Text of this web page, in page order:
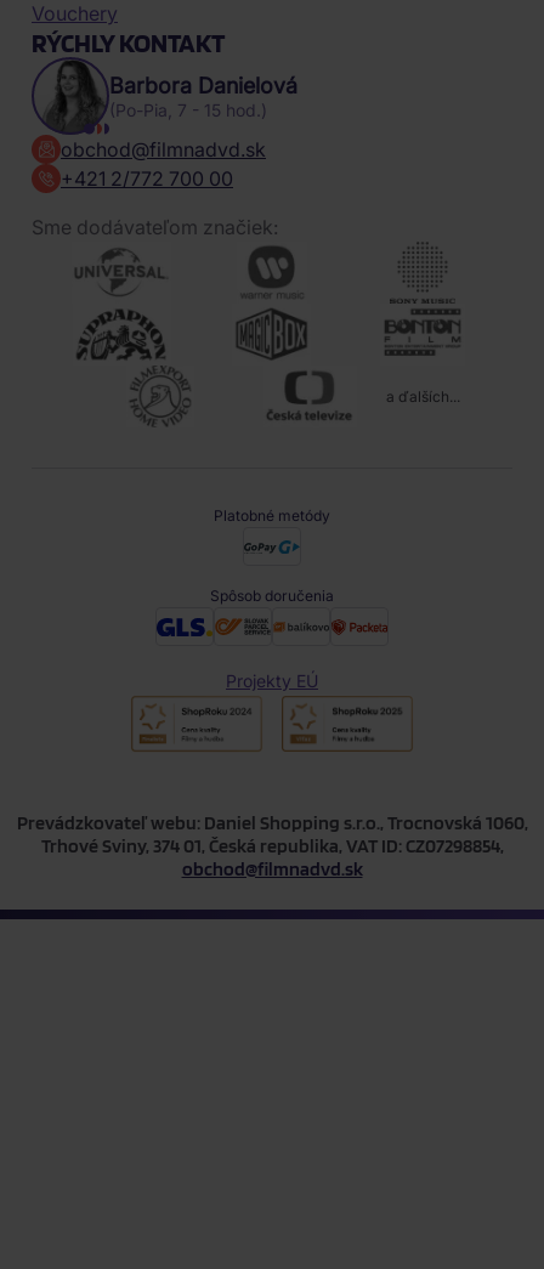
Vouchery
RÝCHLY KONTAKT
Barbora Danielová
(Po-Pia, 7 - 15 hod.)
obchod@filmnadvd.sk
+421 2/772 700 00
Sme dodávateľom značiek:
a ďalších...
Platobné metódy
Spôsob doručenia
Projekty EÚ
Prevádzkovateľ webu: Daniel Shopping s.r.o., Trocnovská 1060,
Trhové Sviny, 374 01, Česká republika, VAT ID: CZ07298854,
obchod@filmnadvd.sk